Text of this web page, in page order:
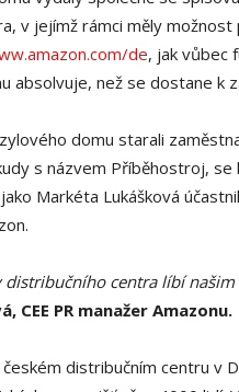
v jejímž rámci měly
de, jak vůbec
absolvuje, než se dostane k
domu starali
s názvem Příběhostroj,
Markéta Lukášková
centra líbí
CEE PR manažer Amazonu.
distribučním centru v